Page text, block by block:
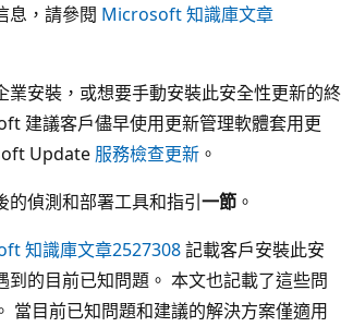
息，請參閱 Microsoft 知識庫文章
業安裝，或想要手動安裝此安全性更新的終
建議客戶儘早使用更新管理軟體套用更
Update 服務檢查更新 。
的偵測和部署工具和指引一節 。
知識庫文章2527308記載客戶安裝此安
到的目前已知問題。 本文也記載了這些問
當目前已知問題和建議的解決方案僅適用